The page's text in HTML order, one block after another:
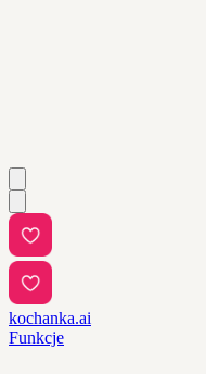
kochanka.ai
Funkcje